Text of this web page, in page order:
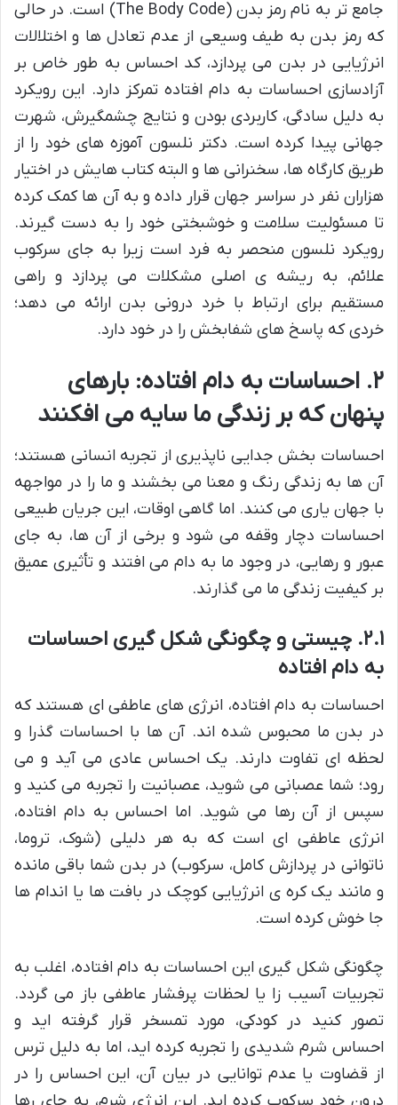
جامع تر به نام رمز بدن (The Body Code) است. در حالی
که رمز بدن به طیف وسیعی از عدم تعادل ها و اختلالات
انرژیایی در بدن می پردازد، کد احساس به طور خاص بر
آزادسازی احساسات به دام افتاده تمرکز دارد. این رویکرد
به دلیل سادگی، کاربردی بودن و نتایج چشمگیرش، شهرت
جهانی پیدا کرده است. دکتر نلسون آموزه های خود را از
طریق کارگاه ها، سخنرانی ها و البته کتاب هایش در اختیار
هزاران نفر در سراسر جهان قرار داده و به آن ها کمک کرده
تا مسئولیت سلامت و خوشبختی خود را به دست گیرند.
رویکرد نلسون منحصر به فرد است زیرا به جای سرکوب
علائم، به ریشه ی اصلی مشکلات می پردازد و راهی
مستقیم برای ارتباط با خرد درونی بدن ارائه می دهد؛
خردی که پاسخ های شفابخش را در خود دارد.
۲. احساسات به دام افتاده: بارهای
پنهان که بر زندگی ما سایه می افکنند
احساسات بخش جدایی ناپذیری از تجربه انسانی هستند؛
آن ها به زندگی رنگ و معنا می بخشند و ما را در مواجهه
با جهان یاری می کنند. اما گاهی اوقات، این جریان طبیعی
احساسات دچار وقفه می شود و برخی از آن ها، به جای
عبور و رهایی، در وجود ما به دام می افتند و تأثیری عمیق
بر کیفیت زندگی ما می گذارند.
۲.۱. چیستی و چگونگی شکل گیری احساسات
به دام افتاده
احساسات به دام افتاده، انرژی های عاطفی ای هستند که
در بدن ما محبوس شده اند. آن ها با احساسات گذرا و
لحظه ای تفاوت دارند. یک احساس عادی می آید و می
رود؛ شما عصبانی می شوید، عصبانیت را تجربه می کنید و
سپس از آن رها می شوید. اما احساس به دام افتاده،
انرژی عاطفی ای است که به هر دلیلی (شوک، تروما،
ناتوانی در پردازش کامل، سرکوب) در بدن شما باقی مانده
و مانند یک کره ی انرژیایی کوچک در بافت ها یا اندام ها
جا خوش کرده است.
چگونگی شکل گیری این احساسات به دام افتاده، اغلب به
تجربیات آسیب زا یا لحظات پرفشار عاطفی باز می گردد.
تصور کنید در کودکی، مورد تمسخر قرار گرفته اید و
احساس شرم شدیدی را تجربه کرده اید، اما به دلیل ترس
از قضاوت یا عدم توانایی در بیان آن، این احساس را در
درون خود سرکوب کرده اید. این انرژی شرم، به جای رها